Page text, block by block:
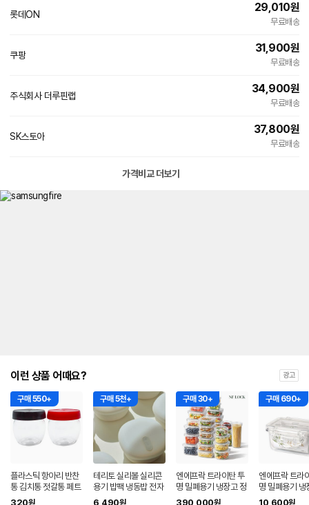
롯데ON
29,010원
무료배송
쿠팡
31,900원
무료배송
주식회사 더루핀랩
34,900원
무료배송
SK스토아
37,800원
무료배송
가격비교 더보기
이런 상품 어때요? 광고
구매 550+
플라스틱 항아리 반찬
통 김치통 젓갈통 페트
용기 단지 100g
320
구매 5천+
테리토 실리볼 실리콘
용기 밥팩 냉동밥 전자
레인지 밀폐 반찬통 스
6,490
구매 30+
엔에프락 트라이탄 투
명 밀폐용기 냉장고 정
리 보관 반찬통 세트 모
390,000
구매 690+
엔에프락 트라
명 밀폐용기 냉
리 보관 반찬통
10,600